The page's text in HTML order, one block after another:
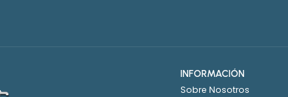
INFORMACIÓN
Sobre Nosotros